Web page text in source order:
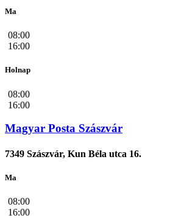
Ma
08:00
16:00
Holnap
08:00
16:00
Magyar Posta Szászvár
7349 Szászvár, Kun Béla utca 16.
Ma
08:00
16:00